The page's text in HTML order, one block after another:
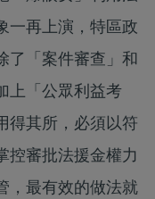
一再上演，特區政
了「案件審查」和
上「公眾利益考
得其所，必須以符
控審批法援金權力
，最有效的做法就